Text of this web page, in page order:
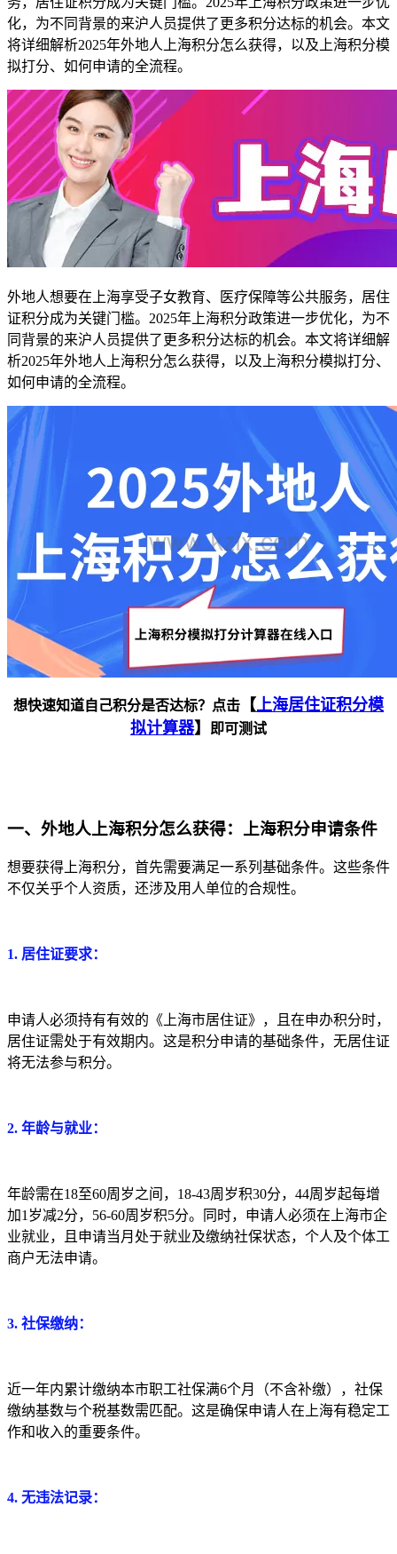
化，为不同背景的来沪人员提供了更多积分达标的机会。本文
将详细解析2025年外地人上海积分怎么获得，以及上海积分模
拟打分、如何申请的全流程。
外地人想要在上海享受子女教育、医疗保障等公共服务，居住
证积分成为关键门槛。2025年上海积分政策进一步优化，为不
同背景的来沪人员提供了更多积分达标的机会。本文将详细解
析2025年外地人上海积分怎么获得，以及上海积分模拟打分、
如何申请的全流程。
想快速知道自己积分是否达标？点击 【 上海居住证积分模
拟计算器】 即可测试
一、外地人上海积分怎么获得：上海积分申请条件
想要获得上海积分，首先需要满足一系列基础条件。这些条件
不仅关乎个人资质，还涉及用人单位的合规性。
1. 居住证要求：
申请人必须持有有效的《上海市居住证》，且在申办积分时，
居住证需处于有效期内。这是积分申请的基础条件，无居住证
将无法参与积分。
2. 年龄与就业：
年龄需在18至60周岁之间，18-43周岁积30分，44周岁起每增
加1岁减2分，56-60周岁积5分。同时，申请人必须在上海市企
业就业，且申请当月处于就业及缴纳社保状态，个人及个体工
商户无法申请。
3. 社保缴纳：
近一年内累计缴纳本市职工社保满6个月（不含补缴），社保
缴纳基数与个税基数需匹配。这是确保申请人在上海有稳定工
作和收入的重要条件。
4. 无违法记录：